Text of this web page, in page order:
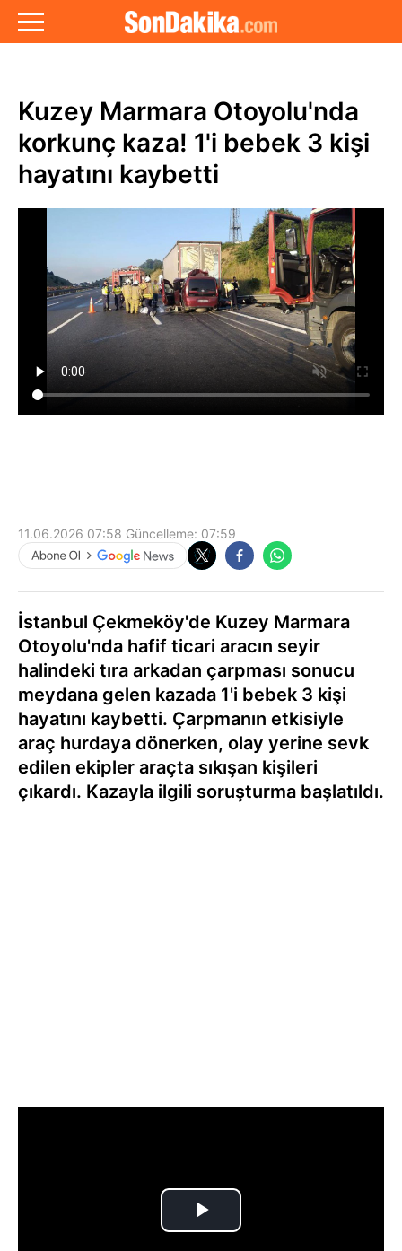
Kuzey Marmara Otoyolu'nda
korkunç kaza! 1'i bebek 3 kişi
hayatını kaybetti
11.06.2026 07:58 Güncelleme: 07:59
İstanbul Çekmeköy'de Kuzey Marmara
Otoyolu'nda hafif ticari aracın seyir
halindeki tıra arkadan çarpması sonucu
meydana gelen kazada 1'i bebek 3 kişi
hayatını kaybetti. Çarpmanın etkisiyle
araç hurdaya dönerken, olay yerine sevk
edilen ekipler araçta sıkışan kişileri
çıkardı. Kazayla ilgili soruşturma başlatıldı.